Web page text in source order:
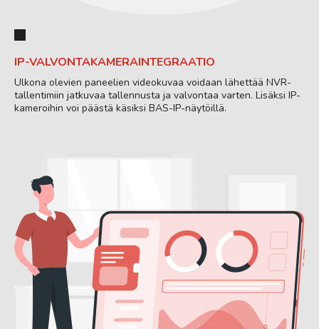
IP-VALVONTAKAMERAINTEGRAATIO
Ulkona olevien paneelien videokuvaa voidaan lähettää NVR-
tallentimiin jatkuvaa tallennusta ja valvontaa varten. Lisäksi IP-
kameroihin voi päästä käsiksi BAS-IP-näytöillä.